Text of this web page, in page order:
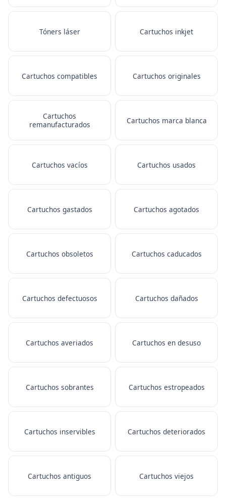
Tóners láser Cartuchos inkjet
Cartuchos compatibles Cartuchos originales
Cartuchos
remanufacturados
Cartuchos marca blanca
Cartuchos vacíos Cartuchos usados
Cartuchos gastados Cartuchos agotados
Cartuchos obsoletos Cartuchos caducados
Cartuchos defectuosos Cartuchos dañados
Cartuchos averiados Cartuchos en desuso
Cartuchos sobrantes Cartuchos estropeados
Cartuchos inservibles Cartuchos deteriorados
Cartuchos antiguos Cartuchos viejos